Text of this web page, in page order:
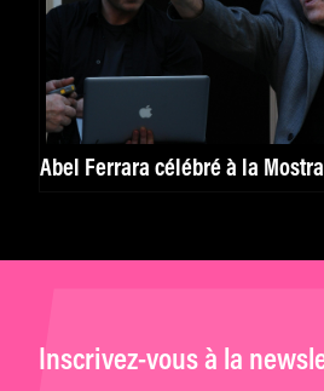
Abel Ferrara célébré à la
Inscrivez-vous à la